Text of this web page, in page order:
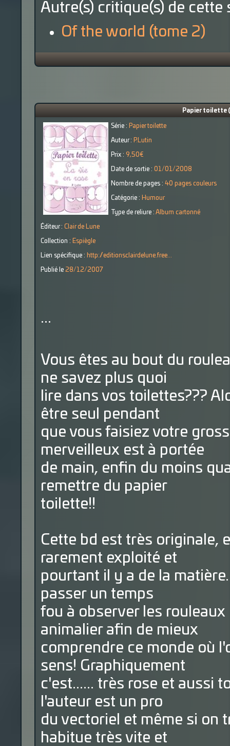
Autre(s) critique(s) de cette
Of the world (tome 2)
Papier toilette
Série : Papier toilette
Auteur : P.Lutin
Prix : 9,50€
Date de sortie : 01/01/2008
Nombre de pages : 40 pages couleurs
Catégorie : Humour
Type de reliure : Album cartonné
Éditeur : Clair de Lune
Collection : Espiègle
Lien spécifique : http://editionsclairdelune.free...
Publié le 28/12/2007
...
Vous êtes au bout du
ne savez plus quoi
lire dans vos toilettes???
être seul pendant
que vous faisiez votre
merveilleux est à portée
de main, enfin du moins
remettre du papier
toilette!!
Cette bd est très originale,
rarement exploité et
pourtant il y a de la
passer un temps
fou à observer les
animalier afin de mieux
comprendre ce monde où
sens! Graphiquement
c'est...... très rose et aussi
l'auteur est un pro
du vectoriel et même si on
habitue très vite et